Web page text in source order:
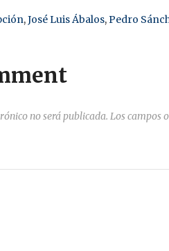
,José Luis Ábalos,Pedro
no será publicada. Los campos